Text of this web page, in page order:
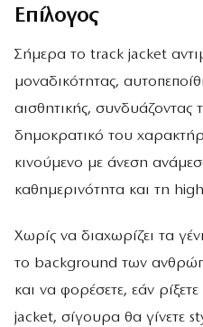
Επίλογος
Σήμερα το track jacket
μοναδικότητας,
αισθητικής, συνδυάζοντας
δημοκρατικό του
κινούμενο με άνεση
καθημερινότητα και τη
Χωρίς να διαχωρίζει τα
το background των
και να φορέσετε, εάν
jacket, σίγουρα θα γίνετε